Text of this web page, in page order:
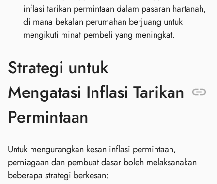
inflasi tarikan permintaan dalam pasaran hartanah,
di mana bekalan perumahan berjuang untuk
mengikuti minat pembeli yang meningkat.
Strategi untuk
Mengatasi Inflasi Tarikan
Permintaan
Untuk mengurangkan kesan inflasi permintaan,
perniagaan dan pembuat dasar boleh melaksanakan
beberapa strategi berkesan: